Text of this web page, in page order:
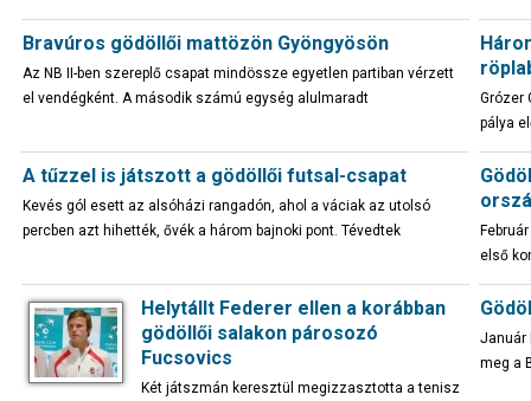
Bravúros gödöllői mattözön Gyöngyösön
Az NB II-ben szereplő csapat mindössze egyetlen partiban vérzett
el vendégként. A második számú egység alulmaradt
Grózer
pálya
A tűzzel is játszott a gödöllői futsal-csapat
Kevés gól esett az alsóházi rangadón, ahol a váciak az utolsó
percben azt hihették, ővék a három bajnoki pont. Tévedtek
első
Helytállt Federer ellen a korábban
gödöllői salakon párosozó
Fucsovics
Két játszmán keresztül megizzasztotta a tenisz
Január
meg a